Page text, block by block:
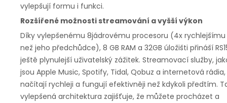
vylepšují formu i funkci.
Rozšířené možnosti streamování a vyšší výkon
Díky vylepšenému 8jádrovému procesoru (4x rychlejšímu
než jeho předchůdce), 8 GB RAM a 32GB úložišti přináší
ještě plynulejší uživatelský zážitek. Streamovací služby,
jsou Apple Music, Spotify, Tidal, Qobuz a internetová rádia,
načítají rychleji a fungují efektivněji než kdykoli předtím.
vylepšená architektura zajišťuje, že můžete procházet a